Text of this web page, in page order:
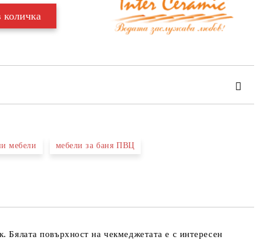
мебели мебели за баня ПВЦ
повърхност на чекмеджетата е с интересен